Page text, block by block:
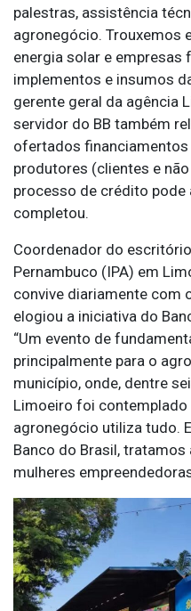
palestras, assistência
agronegócio. Trouxemos
energia solar e empresas
implementos e insumos
gerente geral da agência
servidor do BB também
ofertados
produtores (clientes e
processo de crédito pode
completou.
Coordenador do
Pernambuco (IPA) em
convive diariamente com
elogiou a iniciativa do
“Um evento de
principalmente para o
município, onde, dentre
Limoeiro foi contemplado
agronegócio utiliza tudo.
Banco do Brasil,
mulheres